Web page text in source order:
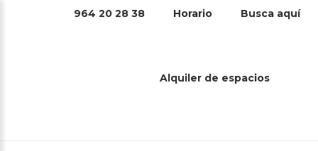
964 20 28 38 Horario Busca aquí
Alquiler de espacios